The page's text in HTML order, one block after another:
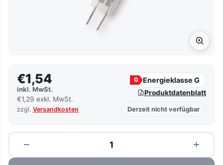
€1,54
inkl. MwSt.
€1,29 exkl. MwSt.
zzgl. Versandkosten
G Energieklasse G
Produktdatenblatt
Derzeit nicht verfügbar
−
Menge +